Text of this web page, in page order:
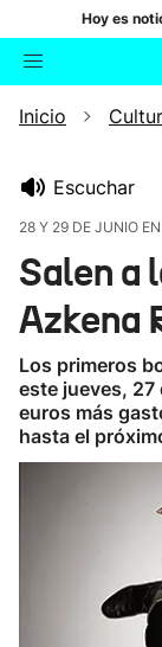
Hoy es
Inicio
Escuchar
28 Y 29 DE JUNIO
Salen a
Azkena
Los primeros
este jueves,
euros más
hasta el